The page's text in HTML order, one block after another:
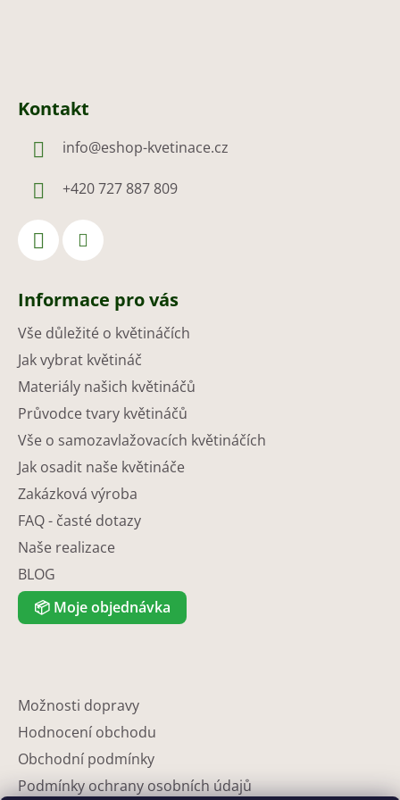
Kontakt
info@eshop-kvetinace.cz
+420 727 887 809
Informace pro vás
Vše důležité o květináčích
Jak vybrat květináč
Materiály našich květináčů
Průvodce tvary květináčů
Vše o samozavlažovacích květináčích
Jak osadit naše květináče
Zakázková výroba
FAQ - časté dotazy
Naše realizace
BLOG
📦 Moje objednávka
Možnosti dopravy
Hodnocení obchodu
Obchodní podmínky
Podmínky ochrany osobních údajů